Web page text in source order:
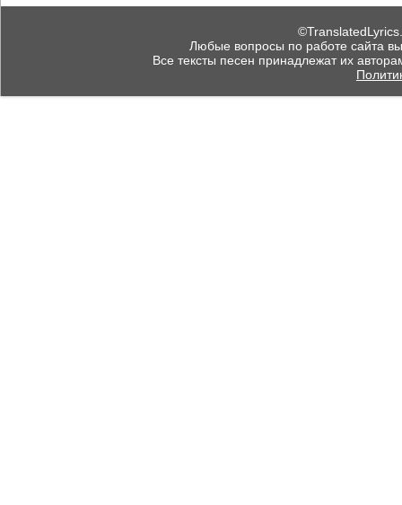
Любые вопросы по работе сайта
Все тексты песен принадлежат их